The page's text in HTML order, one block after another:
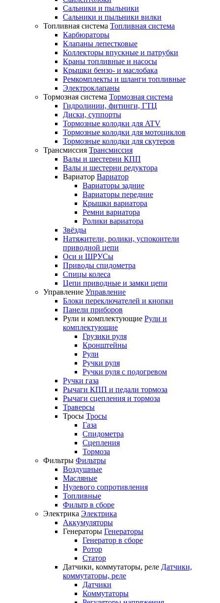
Сальники и пыльники
Сальники и пыльники вилки
Топливная система Топливная система
Карбюраторы
Клапаны лепестковые
Коллекторы впускные и патрубки
Краны топливные и насосы
Крышки бензо- и маслобака
Ремкомплекты и шланги топливные
Электроклапаны
Тормозная система Тормозная система
Гидролинии, фитинги, ГТЦ
Диски, суппорты
Тормозные колодки для ATV
Тормозные колодки для мотоциклов
Тормозные колодки для скутеров
Трансмиссия Трансмиссия
Валы и шестерни КПП
Валы и шестерни редуктора
Вариатор Вариатор
Вариаторы задние
Вариаторы передние
Крышки вариатора
Ремни вариатора
Ролики вариатора
Звёзды
Натяжители, ролики, успокоители
приводной цепи
Оси и ШРУСы
Приводы спидометра
Спицы колеса
Цепи приводные и замки цепи
Управление Управление
Блоки переключателей и кнопки
Панели приборов
Рули и комплектующие Рули и
комплектующие
Грузики руля
Кронштейны
Рули
Ручки руля
Ручки руля с подогревом
Ручки газа
Рычаги КПП и педали тормоза
Рычаги сцепления и тормоза
Траверсы
Тросы Тросы
Газа
Спидометра
Сцепления
Тормоза
Фильтры Фильтры
Воздушные
Масляные
Нулевого сопротивления
Топливные
Фильтр в сборе
Электрика Электрика
Аккумуляторы
Генераторы Генераторы
Генератор в сборе
Ротор
Статор
Датчики, коммутаторы, реле Датчики,
коммутаторы, реле
Датчики
Коммутаторы